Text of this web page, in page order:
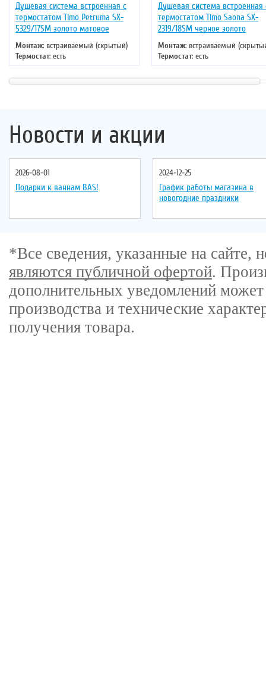
Душевая система встроенная с
термостатом Timo Petruma SX-
5329/17SM золото матовое
Монтаж: встраиваемый (скрытый)
Термостат: есть
Цвет: золото
Душевая система встроенная
термостатом Timo Saona SX-
2319/18SM черное золото
Монтаж: встраиваемый
Термостат: есть
Цвет: черное золото
Новости и акции
2026-08-01
Подарки к ваннам BAS!
2024-12-25
График работы магазина в
новогодние праздники
*Все сведения, указанные на
являются публичной офертой.
дополнительных уведомлений
производства и технические
получения товара.